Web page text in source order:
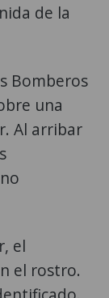
de la
Bomberos
una
Al arribar
el
el rostro.